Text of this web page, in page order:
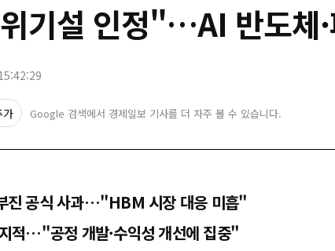
기설 인정"…AI 반도체
가 Google 검색에서 경제일보 기사를 더 자주 볼 수 있습니다.
진 공식 사과…"HBM 시장 대응 미흡"
적…"공정 개발·수익성 개선에 집중"